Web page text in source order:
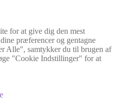
for at give dig den mest
præferencer og gentagne
Alle", samtykker du til brugen af
"Cookie Indstillinger" for at